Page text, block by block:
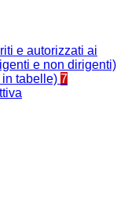
e autorizzati ai
e non dirigenti)
tabelle) 7